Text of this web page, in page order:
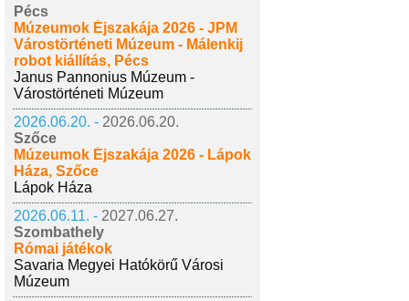
Pécs
Múzeumok Éjszakája 2026 - JPM
Várostörténeti Múzeum - Málenkij
robot kiállítás, Pécs
Janus Pannonius Múzeum -
Várostörténeti Múzeum
2026.06.20. - 2026.06.20.
Szőce
Múzeumok Éjszakája 2026 - Lápok
Háza, Szőce
Lápok Háza
2026.06.11. - 2027.06.27.
Szombathely
Római játékok
Savaria Megyei Hatókörű Városi
Múzeum